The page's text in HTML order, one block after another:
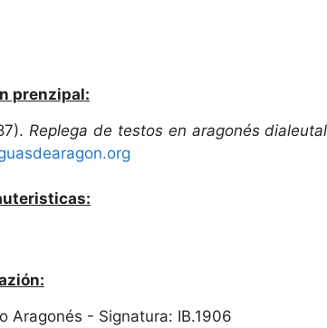
prenzipal:
Replega de testos en aragonés
Aragonés - Signatura: IB.1906